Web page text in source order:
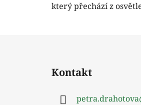
který přechází z
Kontakt
petra.drahotova